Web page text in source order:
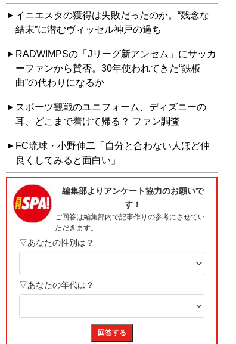
イニエスタの獲得は失敗だったのか。“残念な
結末”に潜むヴィッセル神戸の過ち
RADWIMPSの「Jリーグ新アンセム」にサッカ
ーファンから賛否。30年使われてきた“鉄板
曲”の代わりになるか
スポーツ観戦のユニフォーム、ディズニーの
耳、どこまで着けて帰る？ ファン調査
FC琉球・小野伸二「自分と合わない人ほど仲
良くしてみると面白い」